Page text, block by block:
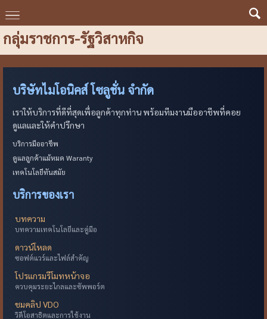
กลุ่มราชการ-รัฐวิสาหกิจ
บริษัทไมโอนิคส์ โซลูชั่น จำกัด
เราให้บริการที่ดีที่สุดเพื่อลูกค้าทุกท่าน พร้อมทีมงานมืออาชีพที่คอย
ดูแลและให้คำปรึกษา
บริการมืออาชีพ
ดูแลลูกค้าแม้หมด Waranty
เทคโนโลยีทันสมัย
บริการของเรา
บทความ
บทความเทคโนโลยีและคู่มือ
ดาวน์โหลด
ซอฟต์แวร์และไฟล์สำคัญ
โปรแกรมรีโมทหน้าจอ
ควบคุมระยะไกลและซัพพอร์ต
ชมคลิป VDO
วิดีโอสาธิตและการใช้งาน